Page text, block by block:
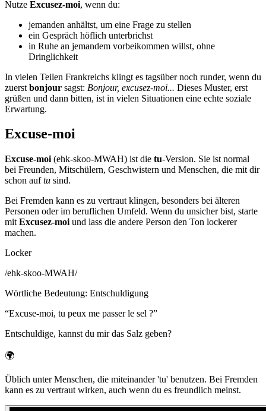
Nutze Excusez-moi, wenn du:
jemanden anhältst, um eine Frage zu stellen
ein Gespräch höflich unterbrichst
in Ruhe an jemandem vorbeikommen willst, ohne
Dringlichkeit
In vielen Teilen Frankreichs klingt es tagsüber noch runder, wenn du
zuerst bonjour sagst: Bonjour, excusez-moi... Dieses Muster, erst
grüßen und dann bitten, ist in vielen Situationen eine echte soziale
Erwartung.
Excuse-moi
Excuse-moi (ehk-skoo-MWAH) ist die tu-Version. Sie ist normal
bei Freunden, Mitschülern, Geschwistern und Menschen, die mit dir
schon auftu sind.
Bei Fremden kann es zu vertraut klingen, besonders bei älteren
Personen oder im beruflichen Umfeld. Wenn du unsicher bist, starte
mit Excusez-moi und lass die andere Person den Ton lockerer
machen.
Locker
/ehk-skoo-MWAH/
Wörtliche Bedeutung: Entschuldigung
“Excuse-moi, tu peux me passer le sel ?”
Entschuldige, kannst du mir das Salz geben?
🌍
Üblich unter Menschen, die miteinander 'tu' benutzen. Bei Fremden
kann es zu vertraut wirken, auch wenn du es freundlich meinst.